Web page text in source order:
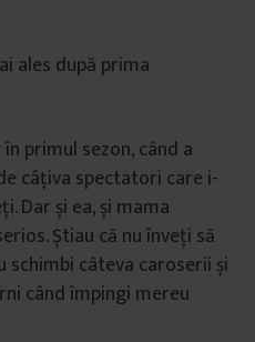
ales după prima
primul sezon, când a
câțiva spectatori care i-
Dar și ea, și mama
Știau că nu înveți să
schimbi câteva caroserii și
când împingi mereu